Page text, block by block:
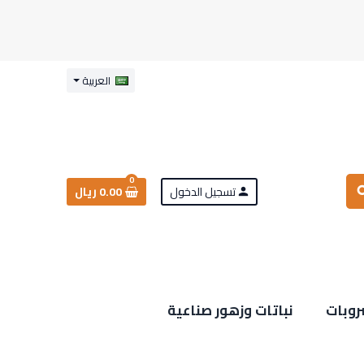
العربية
person تسجيل الدخول
0
0.00 ريال
نباتات وزهور صناعية